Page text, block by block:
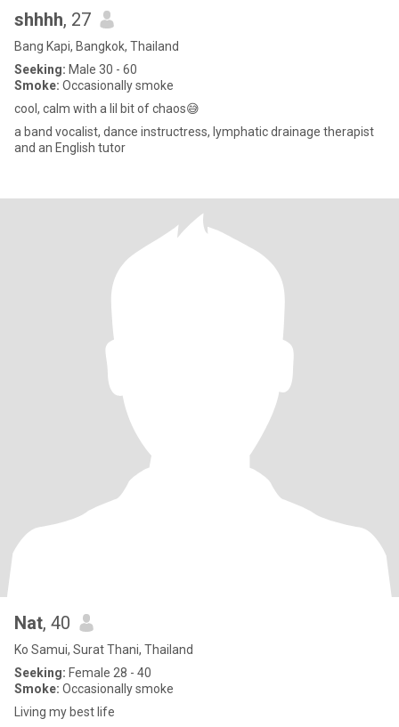
shhhh, 27
Bang Kapi, Bangkok, Thailand
Seeking: Male 30 - 60
Smoke: Occasionally smoke
cool, calm with a lil bit of chaos😅
a band vocalist, dance instructress, lymphatic drainage therapist
and an English tutor
Nat, 40
Ko Samui, Surat Thani, Thailand
Seeking: Female 28 - 40
Smoke: Occasionally smoke
Living my best life